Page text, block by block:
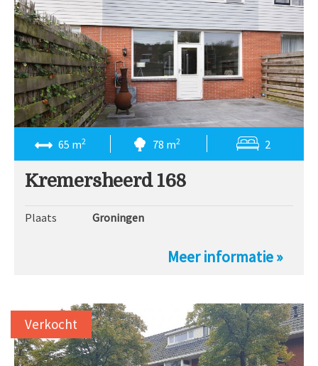
65 m2 78 m2 2
Kremersheerd 168
Plaats Groningen
Meer informatie »
Verkocht